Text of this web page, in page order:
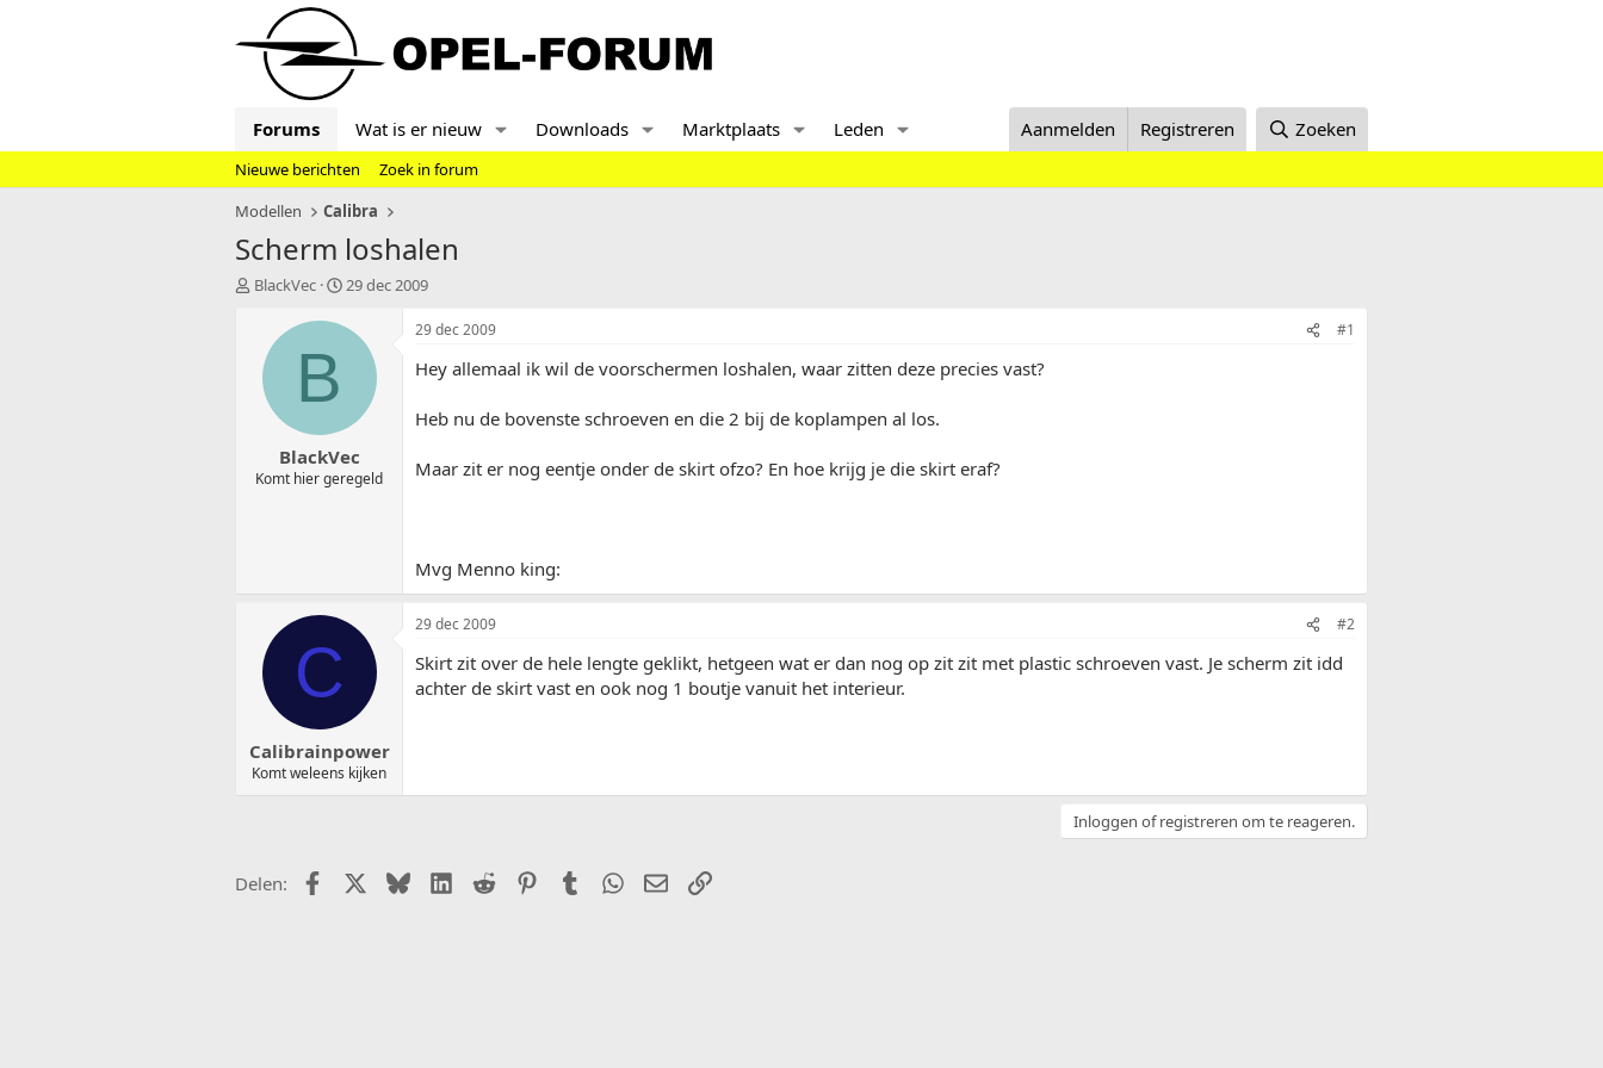
Forums Wat is er nieuw Downloads Marktplaats Leden Aanmelden Registreren Zoeken
Nieuwe berichten
Zoek in forum
Modellen
Calibra
Scherm loshalen
T
t
BlackVec
S
a
t
u
m
29 dec 2009
B
BlackVec
Komt hier geregeld
29 dec 2009 #1
Hey allemaal ik wil de voorschermen loshalen, waar zitten deze precies vast?
Heb nu de bovenste schroeven en die 2 bij de koplampen al los.
Maar zit er nog eentje onder de skirt ofzo? En hoe krijg je die skirt eraf?
Mvg Menno king:
C
Calibrainpower
Komt weleens kijken
29 dec 2009 #2
Skirt zit over de hele lengte geklikt, hetgeen wat er dan nog op zit zit met plastic schroeven vast. Je scherm zit idd
achter de skirt vast en ook nog 1 boutje vanuit het interieur.
Inloggen of registreren om te reageren.
Delen: FacebookX (Twitter)
BlueskyLinkedIn
Reddit PinterestTumblr WhatsApp
E-mailLink